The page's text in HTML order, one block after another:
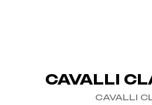
CAVALLI
CAVALLI